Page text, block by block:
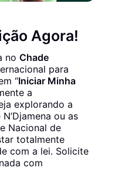
Agora!
no Chade
para
“Iniciar Minha
a
explorando a
ou as
Nacional de
totalmente
com a lei. Solicite
com